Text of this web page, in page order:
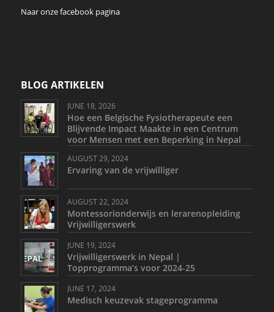
Naar onzefacebookpagina
BLOG ARTIKELEN
JUNE 18, 2026
Hoe een Belgische Fysiotherapeute een
Blijvende Impact Maakte in een Centrum
voor Mensen met een Beperking in Nepal
AUGUST 29, 2024
Ervaring van de vrijwilliger
AUGUST 22, 2024
Montessorionderwijs en lerarenopleiding
Vrijwilligerswerk
JUNE 19, 2024
Vrijwilligerswerk in Nepal |
Topprogramma’s voor 2024-25
JUNE 17, 2024
Medisch keuzevak stageprogramma